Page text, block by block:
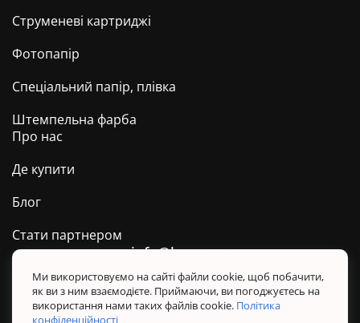
Струменеві картриджі
Фотопапір
Спеціальний папір, плівка
Штемпельна фарба
Про нас
Де купити
Блог
Стати партнером
Техпідтримка ТМ BARVA
Політика конфіденційності
info@barva.ua
Ми використовуємо на сайті файли cookie, щоб побачити,
як ви з ним взаємодієте. Приймаючи, ви погоджуєтесь на
використання нами таких файлів cookie. Політика
конфіденційності